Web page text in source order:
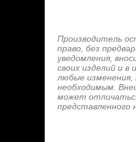
Производитель
право, без
уведомления,
своих изделий и в
любые
необходимым.
может
представленного